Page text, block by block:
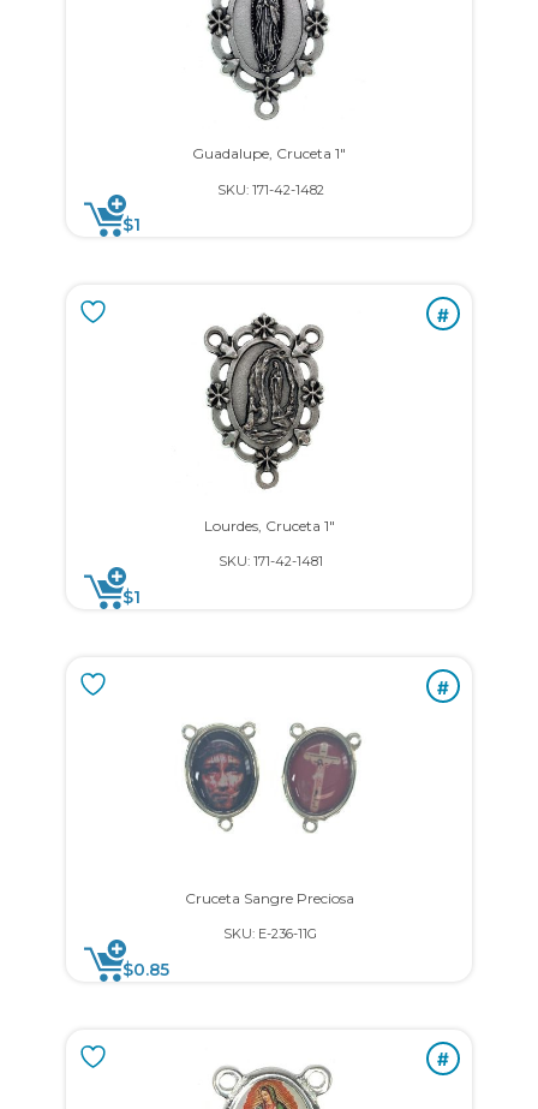
Guadalupe, Cruceta 1″
SKU: 171-42-1482
$1
#
Lourdes, Cruceta 1″
SKU: 171-42-1481
$1
#
Cruceta Sangre Preciosa
SKU: E-236-11G
$0.85
#